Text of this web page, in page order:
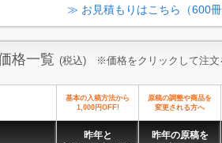
≫ お見積もりはこちら（600冊
格一覧 (税込) ※価格をクリックして注文
基本の入稿方法から
1,000円OFF!
原稿の調整や商品を
変更される方へ
昨年と
昨年の原稿を